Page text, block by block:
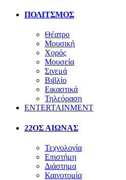
ΠΟΛΙΤΣΜΟΣ
Θέατρο
Μουσική
Χορός
Μουσεία
Σινεμά
Βιβλίο
Εικαστικά
Τηλεόραση
ENTERTAINMENT
22ΟΣ ΑΙΩΝΑΣ
Τεχνολογία
Επιστήμη
Διάστημα
Καινοτομία